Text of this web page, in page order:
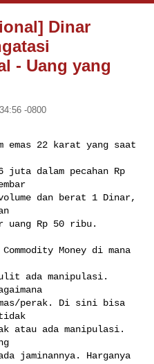
Dinar
- Uang yang
-0800
emas 22 karat yang saat
juta dalam pecahan Rp
dan berat 1 Dinar,
uang Rp 50 ribu.
Money di mana
ada manipulasi.
perak. Di sini bisa
atau ada manipulasi.
jaminannya. Harganya